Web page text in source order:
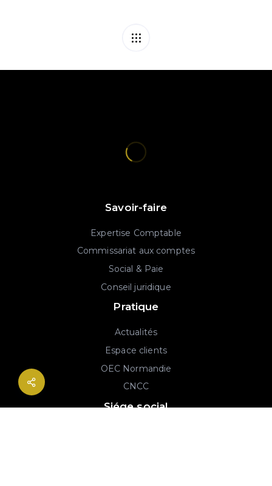
Savoir-faire
Expertise Comptable
Commissariat aux comptes
Social & Paie
Conseil juridique
Pratique
Actualités
Espace clients
OEC Normandie
CNCC
Siége social